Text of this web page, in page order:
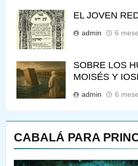
CABALÁ PARA
EL JOVEN
admin 6
SOBRE LOS
MOISÉS Y
admin 6